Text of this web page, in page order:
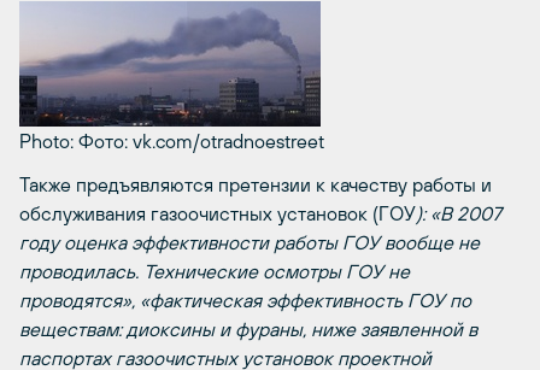
Photo: Фото: vk.com/otradnoestreet
Также предъявляются претензии к качеству работы и
обслуживания газоочистных установок (ГОУ): «В 2007
году оценка эффективности работы ГОУ вообще не
проводилась. Технические осмотры ГОУ не
проводятся», «фактическая эффективность ГОУ по
веществам: диоксины и фураны, ниже заявленной в
паспортах газоочистных установок проектной